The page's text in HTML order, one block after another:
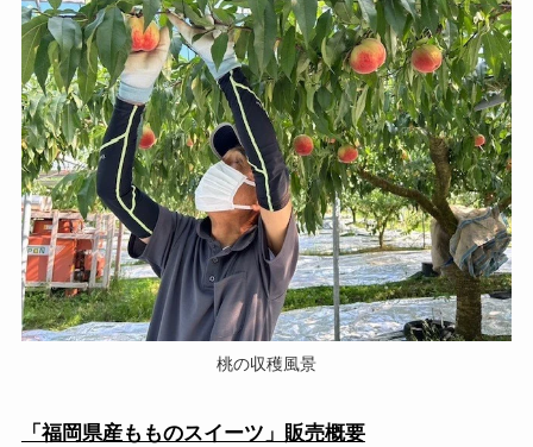
桃の収穫風景
「福岡県産もものスイーツ」販売概要